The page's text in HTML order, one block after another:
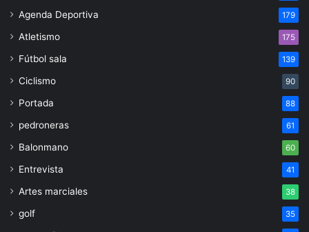
Agenda Deportiva 179
Atletismo 175
Fútbol sala 139
Ciclismo 90
Portada 88
pedroneras 61
Balonmano 60
Entrevista 41
Artes marciales 38
golf 35